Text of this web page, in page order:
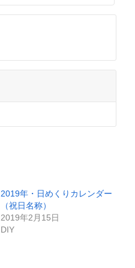
2019年・日めくりカレンダー
（祝日名称）
2019年2月15日
DIY